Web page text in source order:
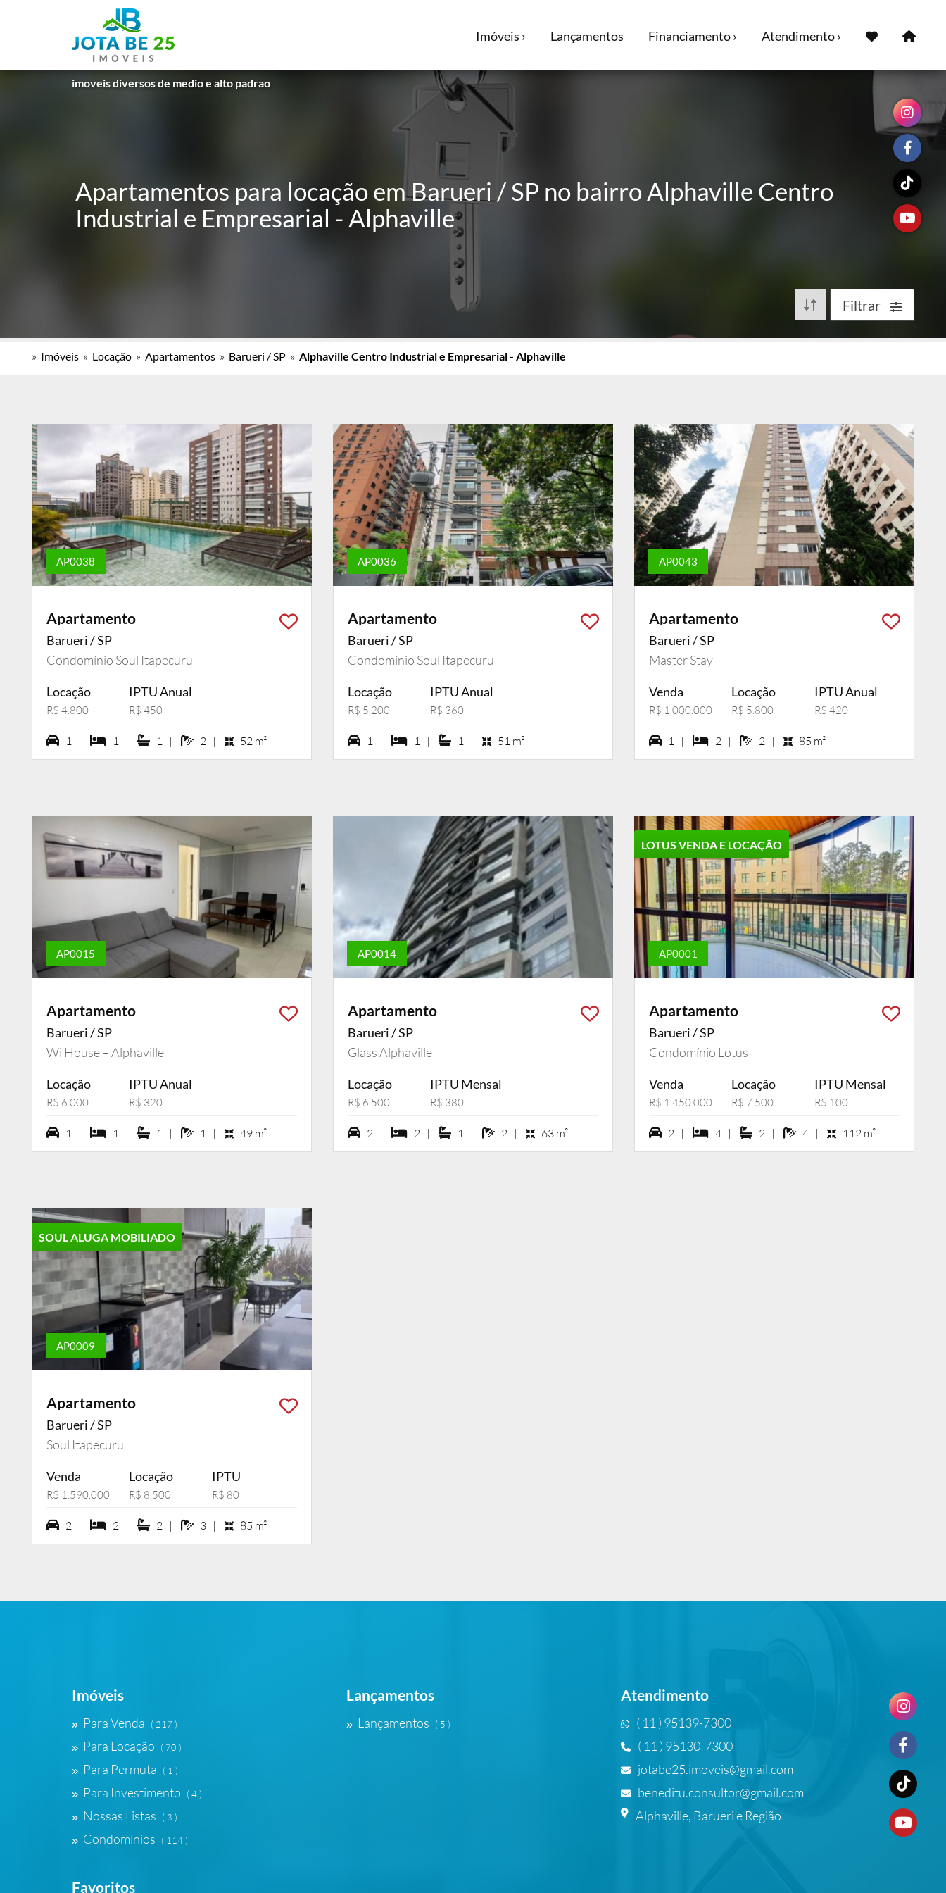
imoveis diversos de medio e alto padrao
Imóveis › Lançamentos Financiamento › Atendimento ›
Apartamentos para locação em Barueri / SP no bairro Alphaville Centro
Industrial e Empresarial - Alphaville
Filtrar
» Imóveis » Locação » Apartamentos » Barueri / SP » Alphaville Centro Industrial e Empresarial - Alphaville
AP0038
Apartamento
Barueri / SP
Condomínio Soul Itapecuru
Locação
R$ 4.800
IPTU Anual
R$ 450
1 vagas na garagem
1 | 1 dormiórios
1 | 1 suítes
1 | 2 banheiros
2 | 52 m²
AP0036
Apartamento
Barueri / SP
Condomínio Soul Itapecuru
Locação
R$ 5.200
IPTU Anual
R$ 360
1 vagas na garagem
1 | 1 dormiórios
1 | 1 suítes
1 | 51 m²
AP0043
Apartamento
Barueri / SP
Master Stay
Venda
R$ 1.000.000
Locação
R$ 5.800
IPTU Anual
R$ 420
1 vagas na garagem
1 | 2 dormiórios
2 | 2 banheiros
2 | 85 m²
AP0015
Apartamento
Barueri / SP
Wi House – Alphaville
Locação
R$ 6.000
IPTU Anual
R$ 320
1 vagas na garagem
1 | 1 dormiórios
1 | 1 suítes
1 | 1 banheiros
1 | 49 m²
AP0014
Apartamento
Barueri / SP
Glass Alphaville
Locação
R$ 6.500
IPTU Mensal
R$ 380
2 vagas na garagem
2 | 2 dormiórios
2 | 1 suítes
1 | 2 banheiros
2 | 63 m²
LOTUS VENDA E LOCAÇÃO
AP0001
Apartamento
Barueri / SP
Condomínio Lotus
Venda
R$ 1.450.000
Locação
R$ 7.500
IPTU Mensal
R$ 100
2 vagas na garagem
2 | 4 dormiórios
4 | 2 suítes
2 | 4 banheiros
4 | 112 m²
SOUL ALUGA MOBILIADO
AP0009
Apartamento
Barueri / SP
Soul Itapecuru
Venda
R$ 1.590.000
Locação
R$ 8.500
IPTU
R$ 80
2 vagas na garagem
2 | 2 dormiórios
2 | 2 suítes
2 | 3 banheiros
3 | 85 m²
Imóveis
Para Venda ( 217 )
Para Locação ( 70 )
Para Permuta ( 1 )
Para Investimento ( 4 )
Nossas Listas ( 3 )
Condomínios ( 114 )
Favoritos
Lançamentos
Lançamentos ( 5 )
Atendimento
( 11 ) 95139-7300
( 11 ) 95130-7300
jotabe25.imoveis@gmail.com
beneditu.consultor@gmail.com
Alphaville, Barueri e Região